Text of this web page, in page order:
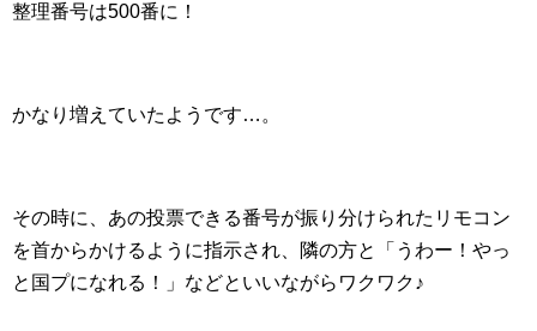
整理番号は500番に！
かなり増えていたようです…。
その時に、あの投票できる番号が振り分けられたリモコン
を首からかけるように指示され、隣の方と「うわー！やっ
と国プになれる！」などといいながらワクワク♪